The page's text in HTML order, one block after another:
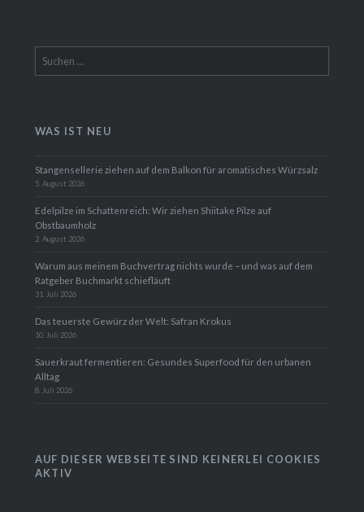
nach:
WAS IST NEU
Stangensellerie ziehen auf dem Balkon für aromatisches Würzsalz
5. August 2026
Edelpilze im Schattenreich: Wir ziehen Shiitake Pilze auf
Obstbaumholz
2. August 2026
Warum aus meinem Buchvertrag nichts wurde – und was auf dem
Ratgeber Buchmarkt schiefläuft
31. Juli 2026
Das teuerste Gewürz der Welt: Safran Krokus
10. Juli 2026
Sauerkraut fermentieren: Gesundes Superfood für den urbanen
Alltag
8. Juli 2026
AUF DIESER WEBSEITE SIND KEINERLEI COOKIES
AKTIV